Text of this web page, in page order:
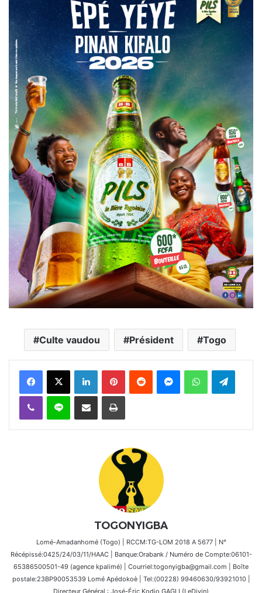
Culte vaudou Président Togo
FacebookX Linkedin PinterestReddit MessengerWhatsAppTelegram
Viber Ligne Partager par email Imprimer
TOGONYIGBA
Lomé-Amadanhomé (Togo) | RCCM:TG-LOM 2018 A 5677 | N°
Récépissé:0425/24/03/11/HAAC | Banque:Orabank / Numéro de Compte:06101-
65386500501-49 (agence kpalimé) | Courriel:togonyigba@gmail.com | Boîte
postale:23BP90053539 Lomé Apédokoè | Tel:(00228) 99460630/93921010 |
Directeur Général : José-Éric Kodjo GAGLI (LeDivin)